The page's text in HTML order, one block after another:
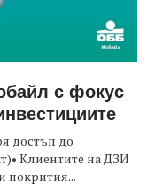
с фокус
достъп до
Клиентите на ДЗИ
покрития...